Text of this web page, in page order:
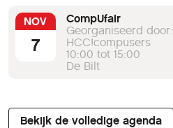
NOV
7
CompUfair
Georganiseerd door:
HCC!compusers
10:00 tot 15:00
De Bilt
Bekijk de volledige agenda